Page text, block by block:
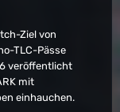
Ziel von
TLC-Pässe
veröffentlicht
mit
einhauchen.